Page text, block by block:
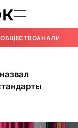
ОБЩЕСТВОАНАЛИТИКА